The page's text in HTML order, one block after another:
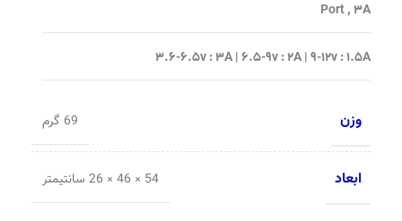
Port , 3A
3.6-6.5v : 3A | 6.5-9v : 2A | 9-12v : 1.5A
وزن 69 گرم
ابعاد 54 × 46 × 26 سانتیمتر